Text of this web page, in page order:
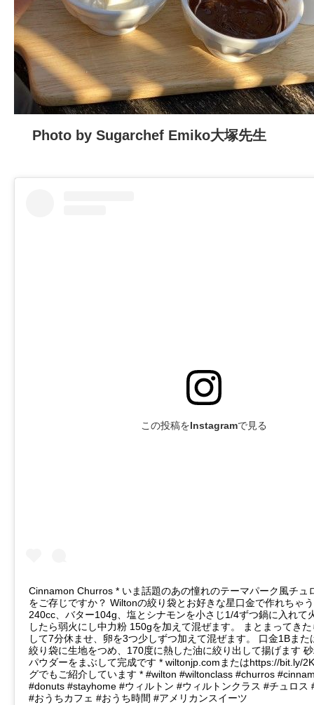
Photo by Sugarchef Emiko大塚先生
この投稿をInstagramで見る
Cinnamon Churros * いま話題のあの憧れのテーマパーク風チュ
をご存じですか？ Wiltonの絞り袋とお好きな星口金で作れちゃ
240cc、バター104g、塩とシナモンを小さじ1/4ずつ鍋に入れて
したら弱火にし中力粉 150gを加えて混ぜます。 まとまってき
して7分休ませ、卵を3つ少しずつ加えて混ぜます。 口金1Bまた
絞り袋に生地をつめ、170度に熱した油に絞り出して揚げます
パウダーをまぶして完成です * wiltonjp.comまたはhttps://bit.ly/
グでもご紹介しています * #wilton #wiltonclass #churros
#donuts #stayhome #ウィルトン #ウィルトンクラス #チュロス
#おうちカフェ #おうち時間 #アメリカンスイーツ